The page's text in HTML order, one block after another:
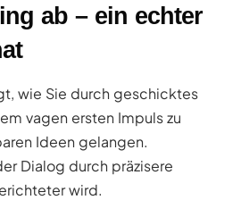
ab – ein echter
wie Sie durch geschicktes
vagen ersten Impuls zu
Ideen gelangen.
Dialog durch präzisere
wird.